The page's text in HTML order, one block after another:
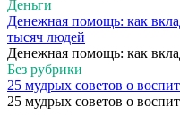
Деньги
Денежная помощь: как
тысяч людей
Денежная помощь: как
Без рубрики
25 мудрых советов о
25 мудрых советов о